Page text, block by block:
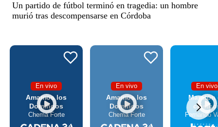
Un partido de fútbol terminó en tragedia: un hombre
murió tras descompensarse en Córdoba
En vivo
Amamos los
Domingos
Chema Forte
En vivo
Amamos los
Domingos
Chema Forte
En vivo
Maratón
Fernando